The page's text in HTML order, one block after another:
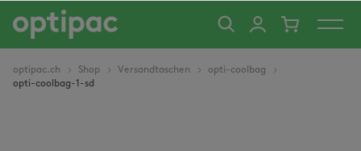
springen
optipac.ch Shop Versandtaschen
opti-coolbag
opti-coolbag-1-sd